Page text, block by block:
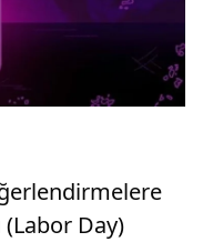
(Labor Day)